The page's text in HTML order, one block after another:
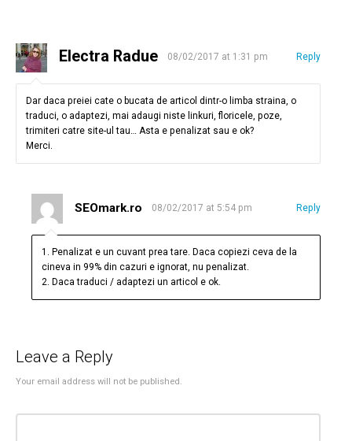
Electra Radue 08/02/2017 at 1:31 pm
Dar daca preiei cate o bucata de articol dintr-o limba straina, o
traduci, o adaptezi, mai adaugi niste linkuri, floricele, poze,
trimiteri catre site-ul tau… Asta e penalizat sau e ok?
Merci.
Reply
SEOmark.ro 08/02/2017 at 5:54 pm
1. Penalizat e un cuvant prea tare. Daca copiezi ceva de la
cineva in 99% din cazuri e ignorat, nu penalizat.
2. Daca traduci / adaptezi un articol e ok.
Reply
Leave a Reply
Your email address will not be published.